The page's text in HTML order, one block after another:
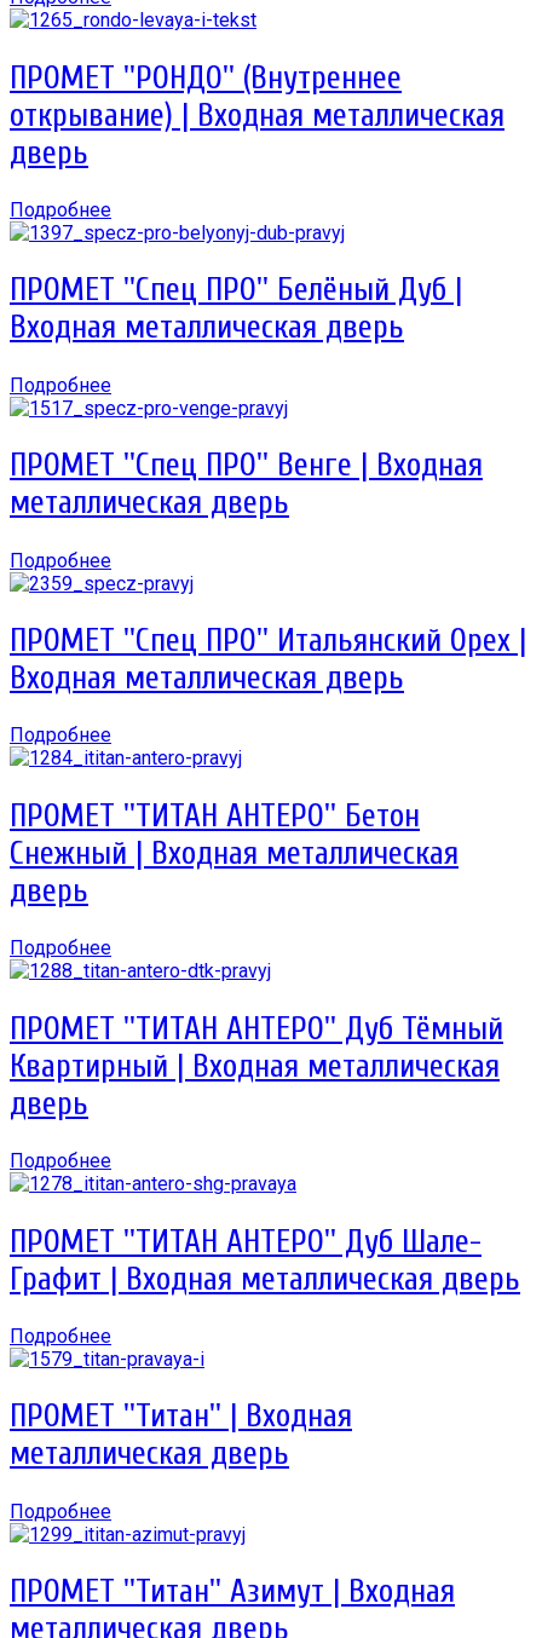
ПРОМЕТ ''РОНДО'' (Внутреннее
открывание) | Входная металлическая
дверь
Подробнее
ПРОМЕТ ''Спец ПРО'' Белёный Дуб |
Входная металлическая дверь
Подробнее
ПРОМЕТ ''Спец ПРО'' Венге | Входная
металлическая дверь
Подробнее
ПРОМЕТ ''Спец ПРО'' Итальянский Орех |
Входная металлическая дверь
Подробнее
ПРОМЕТ ''ТИТАН АНТЕРО'' Бетон
Снежный | Входная металлическая
дверь
Подробнее
ПРОМЕТ ''ТИТАН АНТЕРО'' Дуб Тёмный
Квартирный | Входная металлическая
дверь
Подробнее
ПРОМЕТ ''ТИТАН АНТЕРО'' Дуб Шале-
Графит | Входная металлическая дверь
Подробнее
ПРОМЕТ ''Титан'' | Входная
металлическая дверь
Подробнее
ПРОМЕТ ''Титан'' Азимут | Входная
металлическая дверь